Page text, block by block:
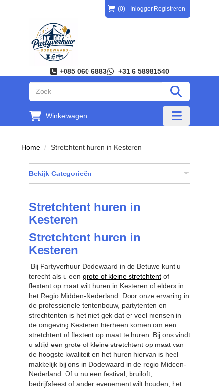
(0) Inloggen Registreren
+085 060 6883 +31 6 58981540
"Zoeken
Winkelwagen
"Toggle
Home Stretchtent huren in Kesteren
Bekijk Categorieën
Stretchtent huren in
Kesteren
Stretchtent huren in
Kesteren
Bij Partyverhuur Dodewaard in de Betuwe kunt u
terecht als u een grote of kleine stretchtent of
flextent op maat wilt huren in Kesteren of elders in
het Regio Midden-Nederland. Door onze ervaring in
de professionele tentenbouw, partytenten en
strechtenten is het niet gek dat er veel mensen in
de omgeving Kesteren hierheen komen om een
stretchtent of flextent op maat te huren. Bij ons vindt
u altijd een grote of kleine stretchtent op maat van
de hoogste kwaliteit en het huren hiervan is heel
makkelijk bij ons in Dodewaard in de regio Midden-
Nederland. Of u nu een festival, bruiloft,
bedrijfsfeest of ander evenement wilt houden; het